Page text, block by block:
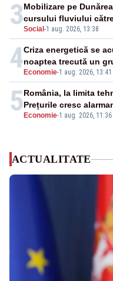
3Social -1 aug. 2026, 13:38
Mobilizare pe
cursului fluviului
4 Economie-1 aug. 2026, 13:41
Criza energetică se
noaptea trecută un
5 Economie-1 aug. 2026, 11:36
România, la limita
Prețurile cresc
ACTUALITATE